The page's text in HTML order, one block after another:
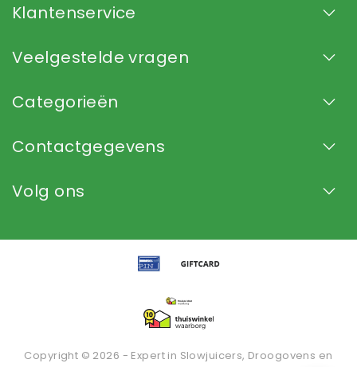
Klantenservice
Veelgestelde vragen
Categorieën
Contactgegevens
Volg ons
Copyright © 2026 - Expert in Slowjuicers, Droogovens en